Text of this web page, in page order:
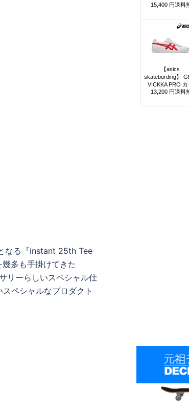
なる『instant 25th Tee
多も手掛けてきた
リーらしいスペシャル仕
ペシャルなプロダクト